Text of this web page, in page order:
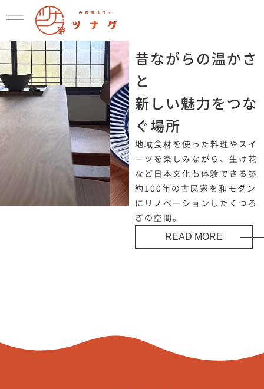
昔ながらの温かさ
と
新しい魅力をつな
ぐ場所
地域食材を使った料理やスイ
ーツを楽しみながら、生け花
など日本文化も体験できる築
約100年の古民家を和モダン
にリノベーションしたくつろ
ぎの空間。
READ MORE